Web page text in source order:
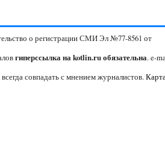
о регистрации СМИ Эл №77-8561 от
гиперссылка на kotlin.ru обязательна. e-
совпадать с мнением журналистов.